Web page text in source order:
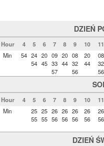
DZIEŃ
Hour 4 5 6 7 8 9 10
11
Min
54 24
54
20
45
09
33
57
20
44
08
32
56
20
44
08
32
56
Hour 4 5 6 7 8 9 10
11
Min
25
55
25
55
26
56
26
56
26
56
26
56
26
56
DZIEŃ